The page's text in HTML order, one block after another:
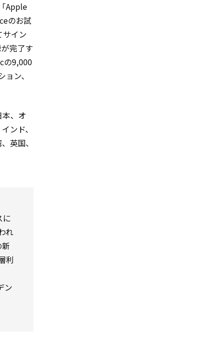
Apple
のお試
サイン
完了す
の9,000
ン、
、オ
ンド、
英国、
に
れ
利
ン